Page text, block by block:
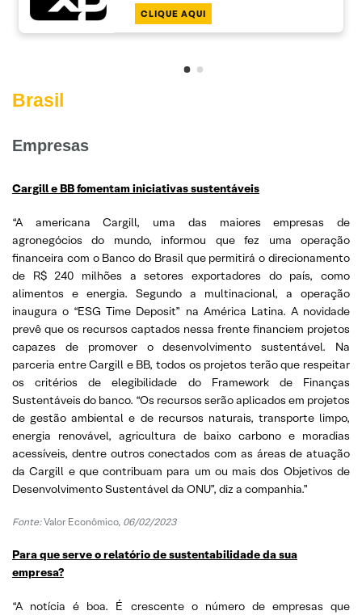
CLIQUE AQUI
Brasil
Empresas
Cargill e BB fomentam iniciativas sustentáveis
“A americana Cargill, uma das maiores empresas de
agronegócios do mundo, informou que fez uma operação
financeira com o Banco do Brasil que permitirá o direcionamento
de R$ 240 milhões a setores exportadores do país, como
alimentos e energia. Segundo a multinacional, a operação
inaugura o “ESG Time Deposit” na América Latina. A novidade
prevê que os recursos captados nessa frente financiem projetos
capazes de promover o desenvolvimento sustentável. Na
parceria entre Cargill e BB, todos os projetos terão que respeitar
os critérios de elegibilidade do Framework de Finanças
Sustentáveis do banco. “Os recursos serão aplicados em projetos
de gestão ambiental e de recursos naturais, transporte limpo,
energia renovável, agricultura de baixo carbono e moradias
acessíveis, dentre outros conectados com as áreas de atuação
da Cargill e que contribuam para um ou mais dos Objetivos de
Desenvolvimento Sustentável da ONU”, diz a companhia.”
Fonte:Valor Econômico, 06/02/2023
Para que serve o relatório de sustentabilidade da sua
empresa?
“A notícia é boa. É crescente o número de empresas que